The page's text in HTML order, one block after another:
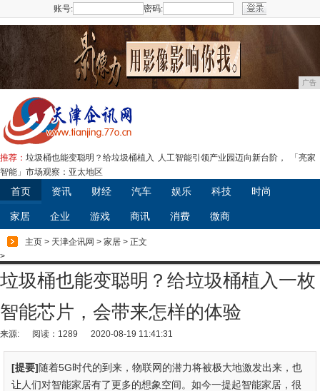
账号: 密码:
广告
推荐： 垃圾桶也能变聪明？给垃圾桶植入 人工智能引领产业园迈向新台阶，
「亮家
智能」市场观察：亚太地区
首页 资讯 财经 汽车 娱乐 科技 时尚
家居 企业 游戏 商讯 消费 微商
主页 > 天津企讯网 > 家居 > 正文
>
垃圾桶也能变聪明？给垃圾桶植入一枚
智能芯片，会带来怎样的体验
来源: 阅读：1289 2020-08-19 11:41:31
[提要]随着5G时代的到来，物联网的潜力将被极大地激发出来，也
让人们对智能家居有了更多的想象空间。如今一提起智能家居，很